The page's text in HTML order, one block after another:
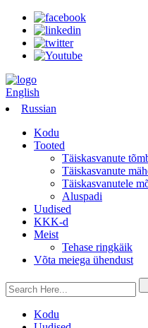
English
Russian
Kodu
Tooted
Täiskasvanute
Täiskasvanute
Täiskasvanutele
Aluspadi
Uudised
KKK-d
Meist
Tehase ringkäik
Võta meiega ühendust
Kodu